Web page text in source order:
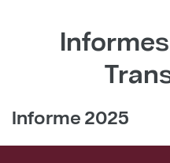
Informe 2025